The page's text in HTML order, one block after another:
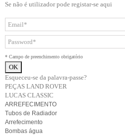
Se não é utilizador pode registar-se aqui
* Campo de preenchimento obrigatório
Esqueceu-se da palavra-passe?
PEÇAS LAND ROVER
LUCAS CLASSIC
ARREFECIMENTO
Tubos de Radiador
Arrefecimento
Bombas água